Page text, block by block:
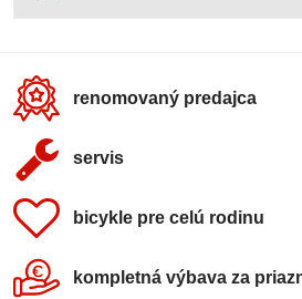
renomovaný predajca
servis
bicykle pre celú rodinu
kompletná výbava za